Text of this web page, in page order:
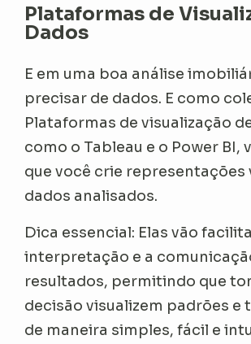
Plataformas de
Dados
E em uma boa análise
precisar de dados. E como
Plataformas de visualização
como o Tableau e o Power BI,
que você crie representações
dados analisados.
Dica essencial: Elas vão
interpretação e a
resultados, permitindo que
decisão visualizem padrões e
de maneira simples, fácil e